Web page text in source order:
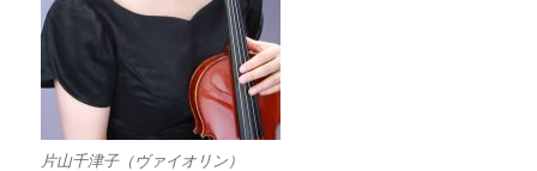
片山千津子（ヴァイオリン）